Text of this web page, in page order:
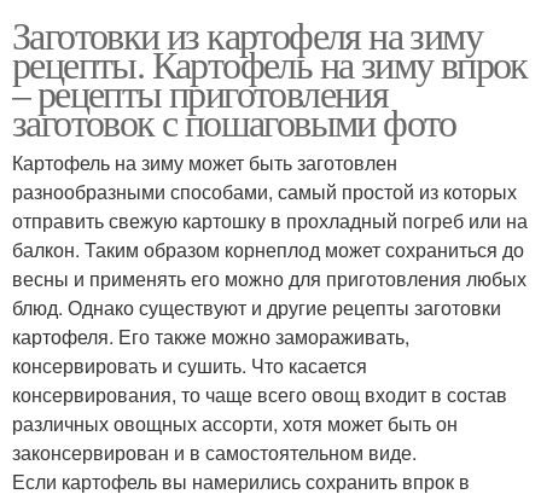
Заготовки из картофеля на зиму
рецепты. Картофель на зиму впрок
– рецепты приготовления
заготовок с пошаговыми фото
Картофель на зиму может быть заготовлен
разнообразными способами, самый простой из которых
отправить свежую картошку в прохладный погреб или на
балкон. Таким образом корнеплод может сохраниться до
весны и применять его можно для приготовления любых
блюд. Однако существуют и другие рецепты заготовки
картофеля. Его также можно замораживать,
консервировать и сушить. Что касается
консервирования, то чаще всего овощ входит в состав
различных овощных ассорти, хотя может быть он
законсервирован и в самостоятельном виде.
Если картофель вы намерились сохранить впрок в